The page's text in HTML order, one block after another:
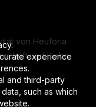
von Heuforia
und Liebe
experience
and third-party
such as which